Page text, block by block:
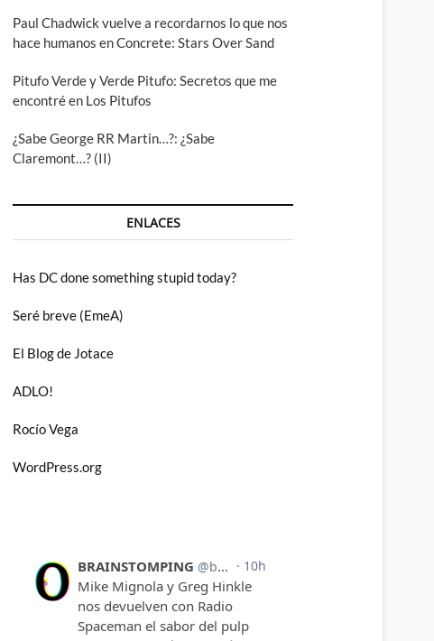
Paul Chadwick vuelve a recordarnos lo que nos
hace humanos en Concrete: Stars Over Sand
Pitufo Verde y Verde Pitufo: Secretos que me
encontré en Los Pitufos
¿Sabe George RR Martin…?: ¿Sabe
Claremont…? (II)
ENLACES
Has DC done something stupid today?
Seré breve (EmeA)
El Blog de Jotace
ADLO!
Rocío Vega
WordPress.org